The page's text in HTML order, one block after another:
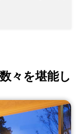
々を堪能し